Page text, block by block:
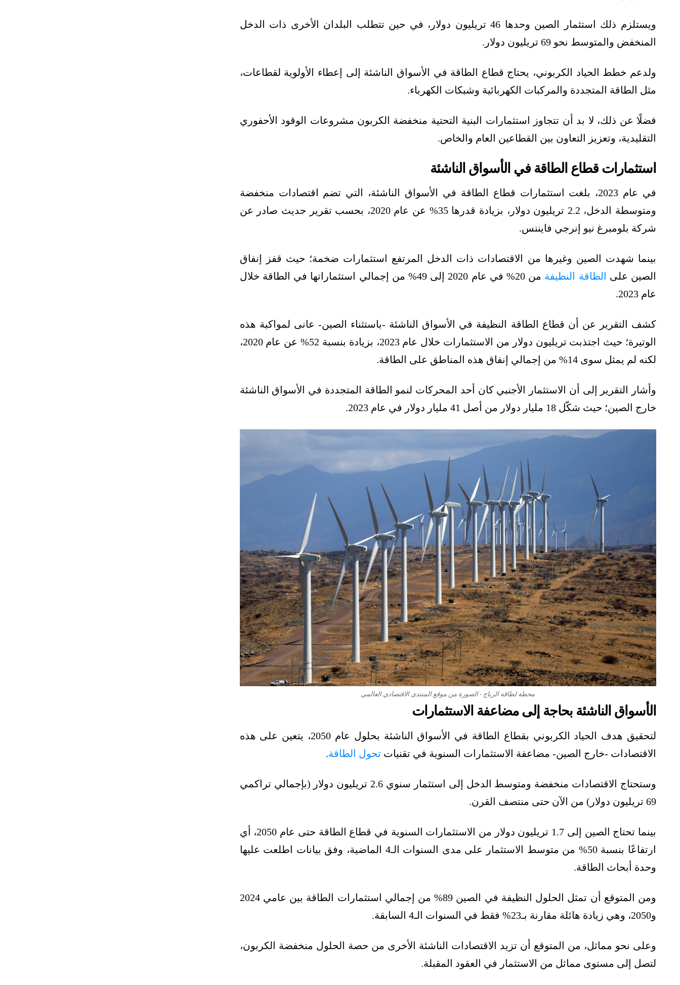
ويستلزم ذلك استثمار الصين وحدها 46 تريليون دولار، في حين تتطلب البلدان الأخرى ذات الدخل
المنخفض والمتوسط نحو 69 تريليون دولار.
ولدعم خطط الحياد الكربوني، يحتاج قطاع الطاقة في الأسواق الناشئة إلى إعطاء الأولوية لقطاعات،
مثل الطاقة المتجددة والمركبات الكهربائية وشبكات الكهرباء.
فضلًا عن ذلك، لا بد أن تتجاوز استثمارات البنية التحتية منخفضة الكربون مشروعات الوقود الأحفوري
التقليدية، وتعزيز التعاون بين القطاعين العام والخاص.
استثمارات قطاع الطاقة في الأسواق الناشئة
في عام 2023، بلغت استثمارات قطاع الطاقة في الأسواق الناشئة، التي تضم اقتصادات منخفضة
ومتوسطة الدخل، 2.2 تريليون دولار، بزيادة قدرها 35% عن عام 2020، بحسب تقرير حديث صادر عن
شركة بلومبرغ نيو إنرجي فايننس.
بينما شهدت الصين وغيرها من الاقتصادات ذات الدخل المرتفع استثمارات ضخمة؛ حيث قفز إنفاق
الصين على
الطاقة النظيفة
من 20% في عام 2020 إلى 49% من إجمالي استثماراتها في الطاقة خلال
عام 2023.
كشف التقرير عن أن قطاع الطاقة النظيفة في الأسواق الناشئة -باستثناء الصين- عانى لمواكبة هذه
الوتيرة؛ حيث اجتذبت تريليون دولار من الاستثمارات خلال عام 2023، بزيادة بنسبة 52% عن عام 2020،
لكنه لم يمثل سوى 14% من إجمالي إنفاق هذه المناطق على الطاقة.
وأشار التقرير إلى أن الاستثمار الأجنبي كان أحد المحركات لنمو الطاقة المتجددة في الأسواق الناشئة
خارج الصين؛ حيث شكّل 18 مليار دولار من أصل 41 مليار دولار في عام 2023.
محطة لطاقة الرياح - الصورة من موقع المنتدى الاقتصادي العالمي
الأسواق الناشئة بحاجة إلى مضاعفة الاستثمارات
لتحقيق هدف الحياد الكربوني بقطاع الطاقة في الأسواق الناشئة بحلول عام 2050، يتعين على هذه
الاقتصادات -خارج الصين- مضاعفة الاستثمارات السنوية في تقنيات تحول الطاقة.
وستحتاج الاقتصادات منخفضة ومتوسط الدخل إلى استثمار سنوي 2.6 تريليون دولار (بإجمالي تراكمي
69 تريليون دولار) من الآن حتى منتصف القرن.
بينما تحتاج الصين إلى 1.7 تريليون دولار من الاستثمارات السنوية في قطاع الطاقة حتى عام 2050، أي
ارتفاعًا بنسبة 50% من متوسط الاستثمار على مدى السنوات الـ4 الماضية، وفق بيانات اطلعت عليها
وحدة أبحاث الطاقة.
ومن المتوقع أن تمثل الحلول النظيفة في الصين 89% من إجمالي استثمارات الطاقة بين عامي 2024
و2050، وهي زيادة هائلة مقارنة بـ23% فقط في السنوات الـ4 السابقة.
وعلى نحو مماثل، من المتوقع أن تزيد الاقتصادات الناشئة الأخرى من حصة الحلول منخفضة الكربون،
لتصل إلى مستوى مماثل من الاستثمار في العقود المقبلة.